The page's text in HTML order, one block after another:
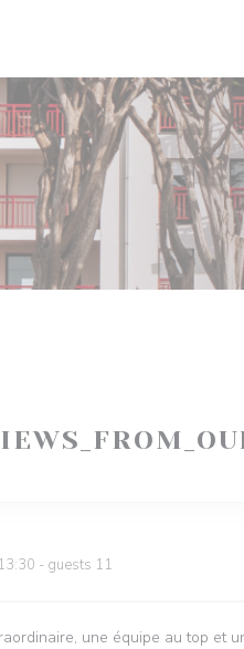
- guests 11
une équipe au top et